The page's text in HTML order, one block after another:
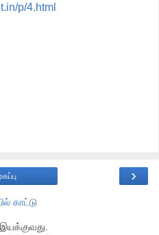
p/4.html
›
காட்டு
இயக்குவது.